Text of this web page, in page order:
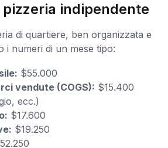
pizzeria indipendente
di quartiere, ben organizzata e
i numeri di un mese tipo:
$55.000
vendute (COGS): $15.400
ecc.)
$17.600
$19.250